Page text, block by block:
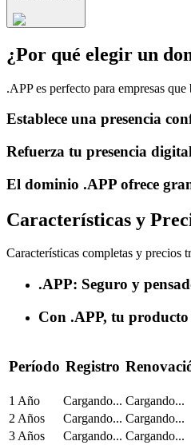
¿Por qué elegir un
.APP es perfecto para empresas
Establece una presencia
Refuerza tu presencia
El dominio .APP ofrece
Características y
Características completas y precios
.APP: Seguro y
Con .APP, tu
Período Registro
1 Año Cargando... Cargando...
2 Años
Cargando... Cargando...
3 Años
Cargando... Cargando...